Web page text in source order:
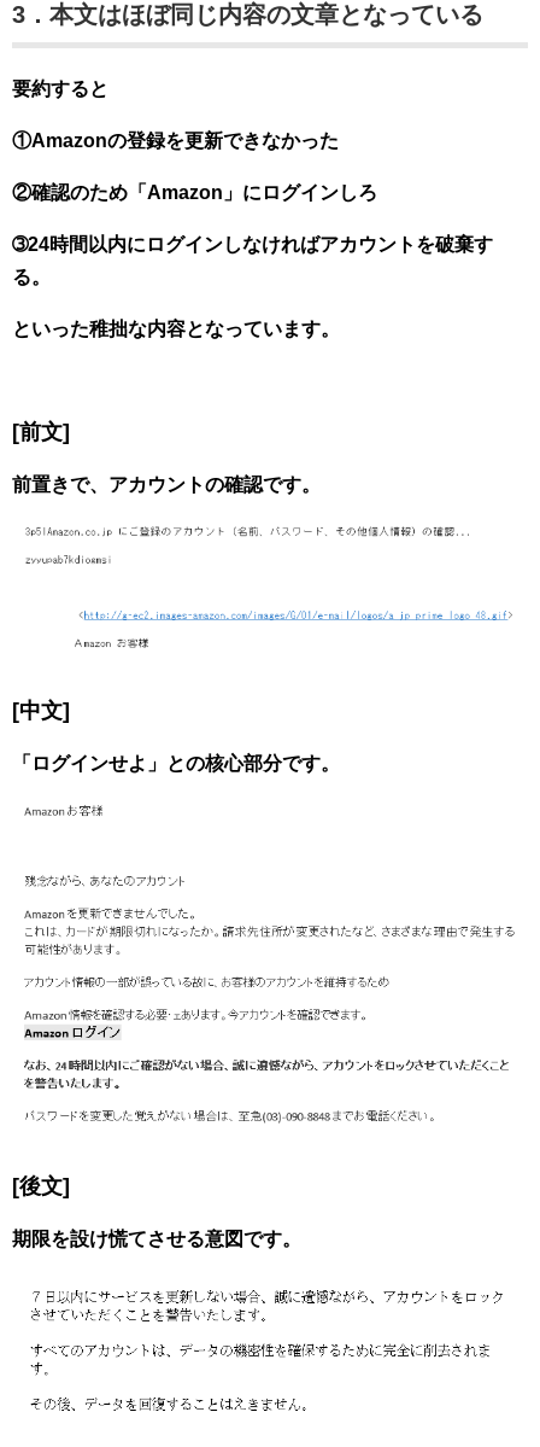
3．本文はほぼ同じ内容の文章となっている
要約すると
①Amazonの登録を更新できなかった
②確認のため「Amazon」にログインしろ
➂24時間以内にログインしなければアカウントを破棄す
る。
といった稚拙な内容となっています。
[前文]
前置きで、アカウントの確認です。
[中文]
「ログインせよ」との核心部分です。
[後文]
期限を設け慌てさせる意図です。